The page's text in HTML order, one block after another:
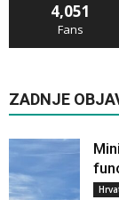
4,051
Fans
ZADNJE